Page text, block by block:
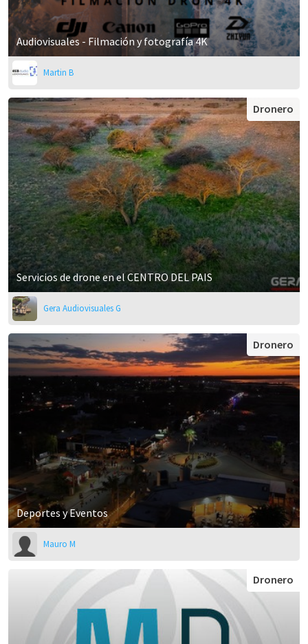
Audiovisuales - Filmación y fotografía 4K
Martin B
Servicios de drone en el CENTRO DEL PAIS
Dronero
Gera Audiovisuales G
Deportes y Eventos
Dronero
Mauro M
Dronero